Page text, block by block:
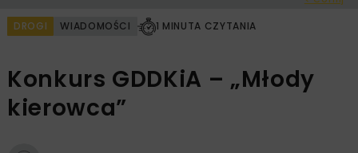
DROGI WIADOMOŚCI 1 MINUTA CZYTANIA
Konkurs GDDKiA – „Młody
kierowca”